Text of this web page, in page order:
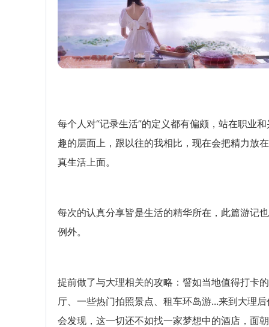
每个人对“记录生活”的定义都有偏颇，站在职业和
趣的层面上，跟以往的我相比，现在会把精力放
真生活上面。
每次的认真分享皆是生活的精华所在，此篇游记
例外。
提前做了与大理相关的攻略：譬如当地值得打卡
厅、一些热门拍照景点、租车环岛游...来到大理后
会发现，这一切还不如找一家梦想中的酒店，面